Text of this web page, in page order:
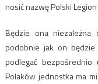
nosić nazwę Polski
Będzie ona niezależna
podobnie jak on będzie
podlegać bezpośrednio
Polaków jednostka ma